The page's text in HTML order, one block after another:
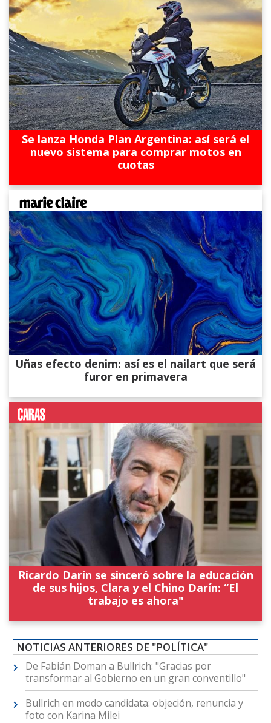
Se lanza Honda Plan Argentina: así será el
nuevo sistema para comprar motos en
cuotas
Uñas efecto denim: así es el nailart que será
furor en primavera
Ricardo Darín se sinceró sobre la educación
de sus hijos, Clara y el Chino Darín: “El
trabajo es ahora"
NOTICIAS ANTERIORES DE "POLÍTICA"
De Fabián Doman a Bullrich: "Gracias por
transformar al Gobierno en un gran conventillo"
Bullrich en modo candidata: objeción, renuncia y
foto con Karina Milei